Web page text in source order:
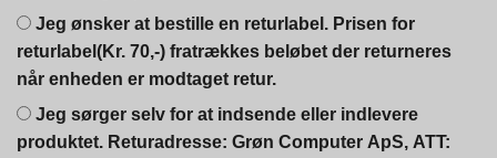
Jeg ønsker at bestille en returlabel. Prisen for
returlabel(Kr. 70,-) fratrækkes beløbet der returneres
når enheden er modtaget retur.
Jeg sørger selv for at indsende eller indlevere
produktet. Returadresse: Grøn Computer ApS, ATT: